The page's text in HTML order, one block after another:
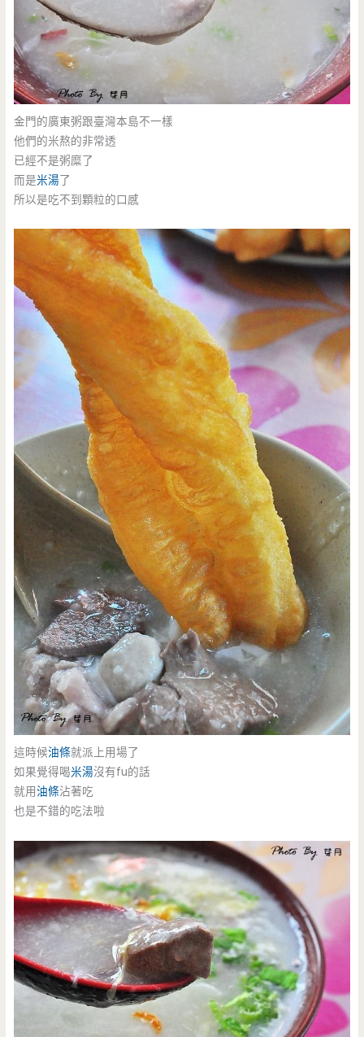
金門的廣東粥跟臺灣本島不一樣
他們的米熬的非常透
已經不是粥糜了
而是米湯了
所以是吃不到顆粒的口感
這時候油條就派上用場了
如果覺得喝米湯沒有fu的話
就用油條沾著吃
也是不錯的吃法啦